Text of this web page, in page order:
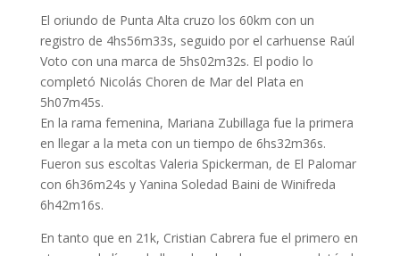
El oriundo de Punta Alta cruzo los 60km con un
registro de 4hs56m33s, seguido por el carhuense Raúl
Voto con una marca de 5hs02m32s. El podio lo
completó Nicolás Choren de Mar del Plata en
5h07m45s.
En la rama femenina, Mariana Zubillaga fue la primera
en llegar a la meta con un tiempo de 6hs32m36s.
Fueron sus escoltas Valeria Spickerman, de El Palomar
con 6h36m24s y Yanina Soledad Baini de Winifreda
6h42m16s.
En tanto que en 21k, Cristian Cabrera fue el primero en